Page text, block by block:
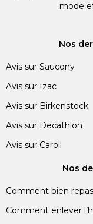
mode
Nos
Avis sur Saucony
Avis sur Izac
Avis sur Birkenstock
Avis sur Decathlon
Avis sur Caroll
Nos
Comment bien
Comment enlever